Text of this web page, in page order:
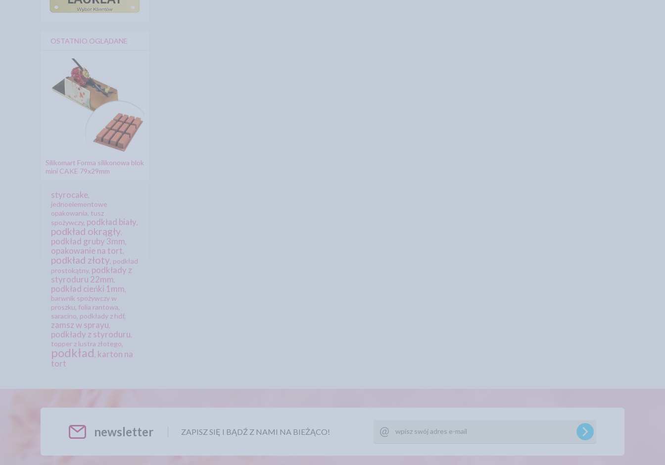
OSTATNIO OGLĄDANE
Silikomart Forma silikonowa blok
mini CAKE 79x29mm
styrocake,
jednoelementowe
opakowania, tusz
spożywczy, podkład biały,
podkład okrągły,
podkład gruby 3mm,
opakowanie na tort,
podkład złoty, podkład
prostokątny, podkłady z
styroduru 22mm,
podkład cieńki 1mm,
barwnik spożywczy w
proszku, folia rantowa,
saracino, podkłady z hdf,
zamsz w sprayu,
podkłady z styroduru,
topper z lustra złotego,
podkład, karton na
tort
newsletter ZAPISZ SIĘ I BĄDŹ Z NAMI NA BIEŻĄCO!